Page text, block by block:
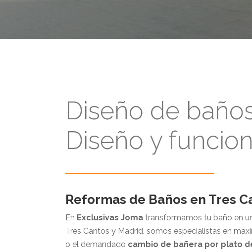
Diseño de
Diseño y
Reformas de Baños en Tres
En Exclusivas Joma transformamos tu baño en
Tres Cantos y Madrid, somos especialistas en
o el demandado cambio de bañera por plato